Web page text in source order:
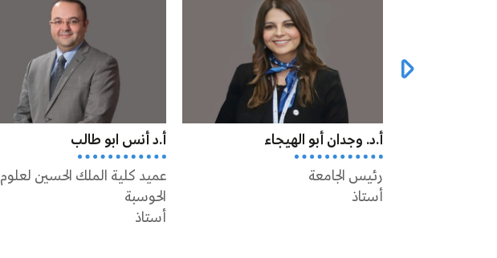
أ.د. وجدان أبو الهيجاء
رئيس الجامعة
أستاذ
أ.د أنس ابو طالب
عميد كلية الملك الحسين لعلوم
الحوسبة
أستاذ